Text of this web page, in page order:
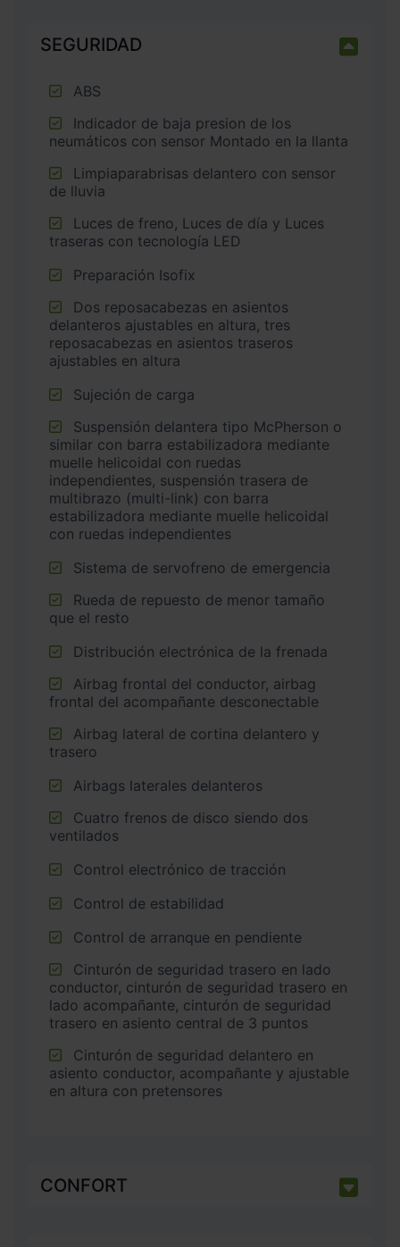
SEGURIDAD
ABS
neumáticos con sensor Montado en la llanta
de lluvia
traseras con tecnología LED
Preparación Isofix
delanteros ajustables en altura, tres
reposacabezas en asientos traseros
ajustables en altura
Sujeción de carga
similar con barra estabilizadora mediante
muelle helicoidal con ruedas
independientes, suspensión trasera de
multibrazo (multi-link) con barra
estabilizadora mediante muelle helicoidal
con ruedas independientes
Sistema de servofreno de emergencia
que el resto
Distribución electrónica de la frenada
frontal del acompañante desconectable
trasero
Airbags laterales delanteros
ventilados
Control electrónico de tracción
Control de estabilidad
Control de arranque en pendiente
conductor, cinturón de seguridad trasero en
lado acompañante, cinturón de seguridad
trasero en asiento central de 3 puntos
asiento conductor, acompañante y ajustable
en altura con pretensores
CONFORT